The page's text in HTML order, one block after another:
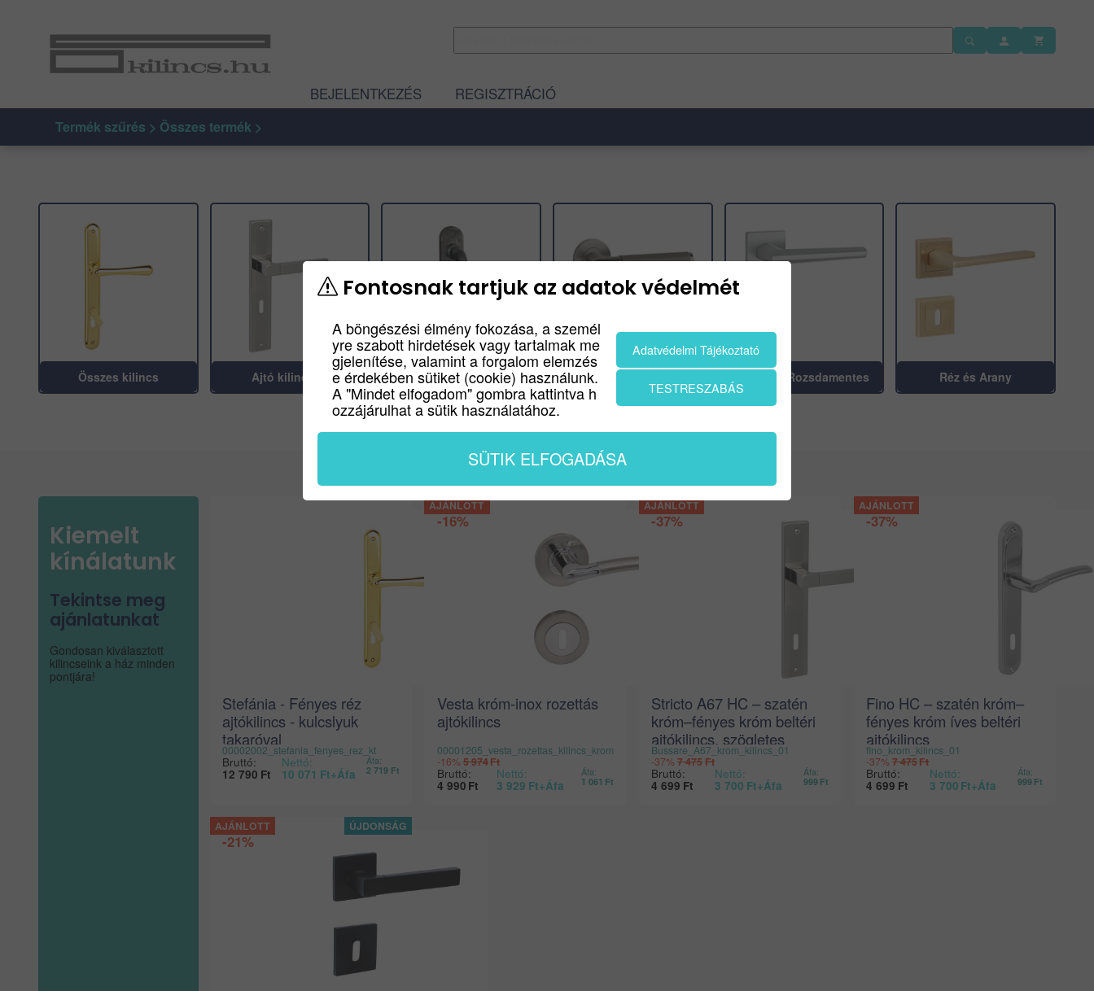
BEJELENTKEZÉS REGISZTRÁCIÓ
Termék szűrés > Összes termék >
Összes kilincs Ajtó kilincsek Ablak kilincsek Fekete és Antracit Króm és Rozsdamentes Réz és Arany
Kiemelt
kínálatunk
Tekintse meg
ajánlatunkat
Gondosan kiválasztott
kilincseink a ház minden
pontjára!
Stefánia - Fényes réz
ajtókilincs - kulcslyuk
takaróval
00002002_stefania_fenyes_rez_kt
Bruttó:
12 790 Ft
Nettó:
10 071 Ft+Áfa
Áfa:
2 719 Ft
-16%
Vesta króm-inox rozettás
ajtókilincs
00001205_vesta_rozettas_kilincs_krom
-16%5 974Ft
Bruttó:
4 990 Ft
Nettó:
3 929 Ft+Áfa
Áfa:
1 061 Ft
-37%
Stricto A67 HC – szatén
króm–fényes króm beltéri
ajtókilincs, szögletes
Bussare_A67_krom_kilincs_01
-37%7 475Ft
Bruttó:
4 699 Ft
Nettó:
3 700 Ft+Áfa
Áfa:
999 Ft
-37%
Fino HC – szatén króm–
fényes króm íves beltéri
ajtókilincs
fino_krom_kilincs_01
-37%7 475Ft
Bruttó:
4 699 Ft
Nettó:
3 700 Ft+Áfa
Áfa:
999 Ft
-21%
Fontosnak tartjuk az adatok védelmét
A böngészési élmény fokozása, a személ
yre szabott hirdetések vagy tartalmak me
gjelenítése, valamint a forgalom elemzés
e érdekében sütiket (cookie) használunk.
A "Mindet elfogadom" gombra kattintva h
ozzájárulhat a sütik használatához.
Adatvédelmi Tájékoztató
TESTRESZABÁS
SÜTIK ELFOGADÁSA